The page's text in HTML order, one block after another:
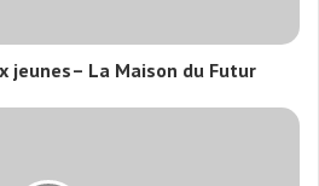
jeunes– La Maison du Futur